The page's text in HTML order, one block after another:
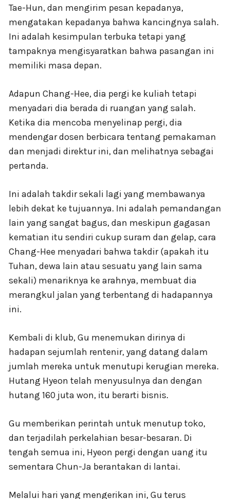
Tae-Hun, dan mengirim pesan kepadanya,
mengatakan kepadanya bahwa kancingnya salah.
Ini adalah kesimpulan terbuka tetapi yang
tampaknya mengisyaratkan bahwa pasangan ini
memiliki masa depan.
Adapun Chang-Hee, dia pergi ke kuliah tetapi
menyadari dia berada di ruangan yang salah.
Ketika dia mencoba menyelinap pergi, dia
mendengar dosen berbicara tentang pemakaman
dan menjadi direktur ini, dan melihatnya sebagai
pertanda.
Ini adalah takdir sekali lagi yang membawanya
lebih dekat ke tujuannya. Ini adalah pemandangan
lain yang sangat bagus, dan meskipun gagasan
kematian itu sendiri cukup suram dan gelap, cara
Chang-Hee menyadari bahwa takdir (apakah itu
Tuhan, dewa lain atau sesuatu yang lain sama
sekali) menariknya ke arahnya, membuat dia
merangkul jalan yang terbentang di hadapannya
ini.
Kembali di klub, Gu menemukan dirinya di
hadapan sejumlah rentenir, yang datang dalam
jumlah mereka untuk menutupi kerugian mereka.
Hutang Hyeon telah menyusulnya dan dengan
hutang 160 juta won, itu berarti bisnis.
Gu memberikan perintah untuk menutup toko,
dan terjadilah perkelahian besar-besaran. Di
tengah semua ini, Hyeon pergi dengan uang itu
sementara Chun-Ja berantakan di lantai.
Melalui hari yang mengerikan ini, Gu terus